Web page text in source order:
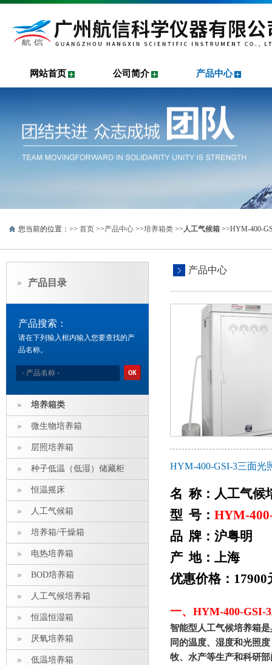
网站首页 公司简介 产品中心
您当前的位置：>> 首页 >>产品中心 >>培养箱类 >>人工气候箱 >>HYM-400-
产品目录
产品搜索：
请在下列输入框内输入您要查找的产
品名称。
培养箱类
微生物培养箱
层照培养箱
种子低温（低湿）储藏柜
恒温摇床
人工气候箱
培养箱/干燥箱
电热培养箱
BOD培养箱
人工气候培养箱
恒温恒湿箱
厌氧培养箱
低温培养箱
产品中心
HYM-400-GSI-3三面光
名 称：人工气候
型 号： HYM-
品 牌：沪粤明
产 地：上海
优惠价格：17900
一、 HYM-400-GSI-
智能型人工气候培养箱
同的温度、湿度和光照
牧、水产等生产和科研